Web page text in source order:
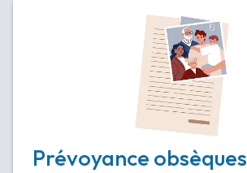
Prévoyance obsèques